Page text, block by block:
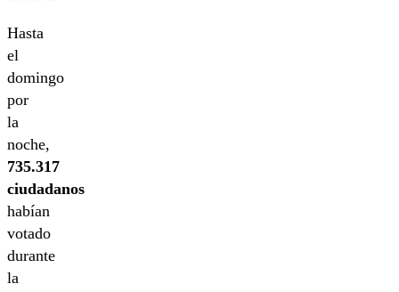
Hasta
el
domingo
por
la
noche,
735.317
ciudadanos
habían
votado
durante
la